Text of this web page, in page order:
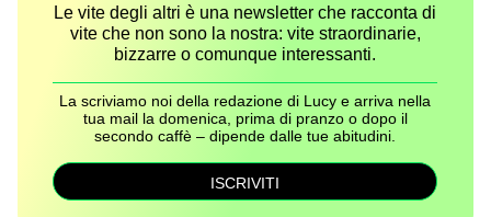
Le vite degli altri è una newsletter che racconta di
vite che non sono la nostra: vite straordinarie,
bizzarre o comunque interessanti.
La scriviamo noi della redazione di Lucy e arriva nella
tua mail la domenica, prima di pranzo o dopo il
secondo caffè – dipende dalle tue abitudini.
ISCRIVITI